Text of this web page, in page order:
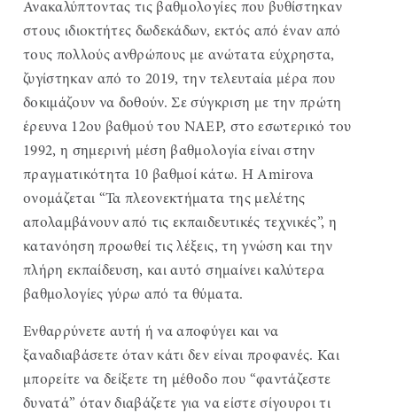
Ανακαλύπτοντας τις βαθμολογίες που βυθίστηκαν
στους ιδιοκτήτες δωδεκάδων, εκτός από έναν από
τους πολλούς ανθρώπους με ανώτατα εύχρηστα,
ζυγίστηκαν από το 2019, την τελευταία μέρα που
δοκιμάζουν να δοθούν. Σε σύγκριση με την πρώτη
έρευνα 12ου βαθμού του NAEP, στο εσωτερικό του
1992, η σημερινή μέση βαθμολογία είναι στην
πραγματικότητα 10 βαθμοί κάτω. Η Amirova
ονομάζεται “Τα πλεονεκτήματα της μελέτης
απολαμβάνουν από τις εκπαιδευτικές τεχνικές”, η
κατανόηση προωθεί τις λέξεις, τη γνώση και την
πλήρη εκπαίδευση, και αυτό σημαίνει καλύτερα
βαθμολογίες γύρω από τα θύματα.
Ενθαρρύνετε αυτή ή να αποφύγει και να
ξαναδιαβάσετε όταν κάτι δεν είναι προφανές. Και
μπορείτε να δείξετε τη μέθοδο που “φαντάζεστε
δυνατά” όταν διαβάζετε για να είστε σίγουροι τι